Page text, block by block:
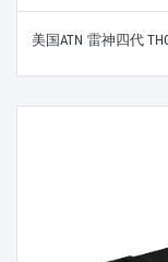
美国ATN 雷神四代